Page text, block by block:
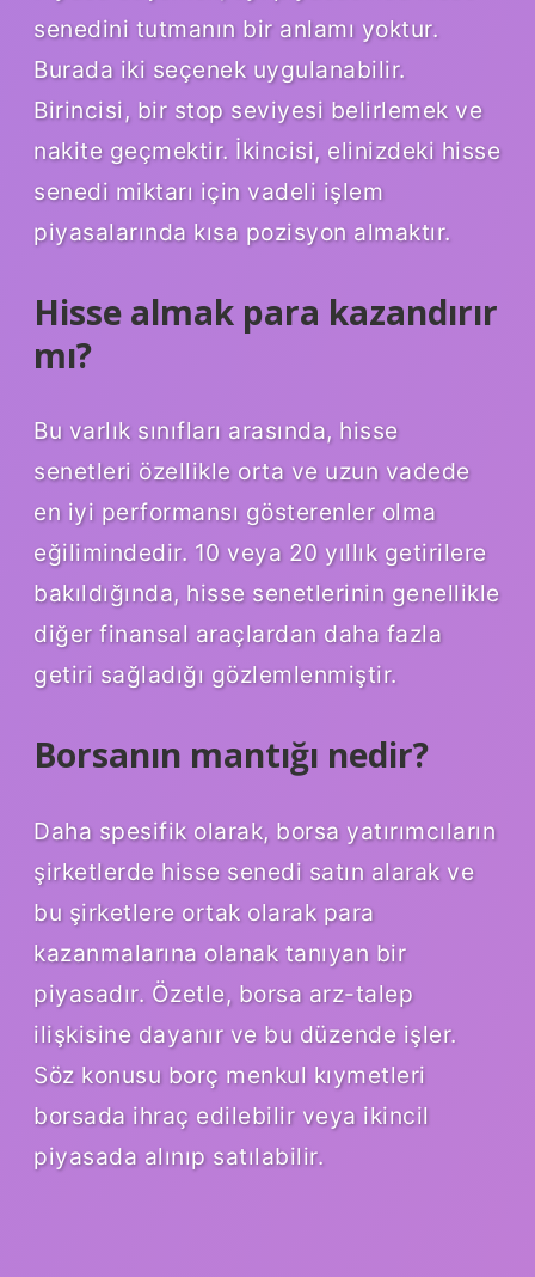
senedini tutmanın bir anlamı yoktur.
Burada iki seçenek uygulanabilir.
Birincisi, bir stop seviyesi belirlemek ve
nakite geçmektir. İkincisi, elinizdeki hisse
senedi miktarı için vadeli işlem
piyasalarında kısa pozisyon almaktır.
Hisse almak para kazandırır
mı?
Bu varlık sınıfları arasında, hisse
senetleri özellikle orta ve uzun vadede
en iyi performansı gösterenler olma
eğilimindedir. 10 veya 20 yıllık getirilere
bakıldığında, hisse senetlerinin genellikle
diğer finansal araçlardan daha fazla
getiri sağladığı gözlemlenmiştir.
Borsanın mantığı nedir?
Daha spesifik olarak, borsa yatırımcıların
şirketlerde hisse senedi satın alarak ve
bu şirketlere ortak olarak para
kazanmalarına olanak tanıyan bir
piyasadır. Özetle, borsa arz-talep
ilişkisine dayanır ve bu düzende işler.
Söz konusu borç menkul kıymetleri
borsada ihraç edilebilir veya ikincil
piyasada alınıp satılabilir.